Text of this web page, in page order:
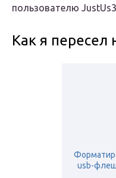
пользователю
Как я пересел
usb-